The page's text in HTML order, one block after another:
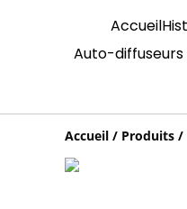
Accueil
Auto-diffuseurs
Accueil / Produits /